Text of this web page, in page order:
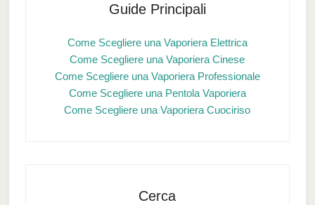
Guide Principali
Come Scegliere una Vaporiera Elettrica
Come Scegliere una Vaporiera Cinese
Come Scegliere una Vaporiera Professionale
Come Scegliere una Pentola Vaporiera
Come Scegliere una Vaporiera Cuociriso
Cerca